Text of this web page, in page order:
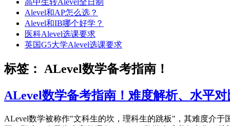
高中生转Alevel全日制
Alevel和AP怎么选？
Alevel和IB哪个好学？
医科Alevel选课要求
英国G5大学Alevel选课要求
标签： ALevel数学备考指南！
ALevel数学备考指南！难度解析、水平
ALevel数学被称作"文科生的坎，理科生的跳板"，其难度介